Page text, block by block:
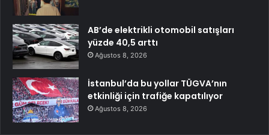
AB’de elektrikli otomobil satışları
yüzde 40,5 arttı
Ağustos 8, 2026
İstanbul’da bu yollar TÜGVA’nın
etkinliği için trafiğe kapatılıyor
Ağustos 8, 2026